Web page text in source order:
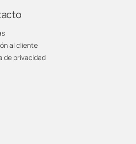
al cliente
de privacidad